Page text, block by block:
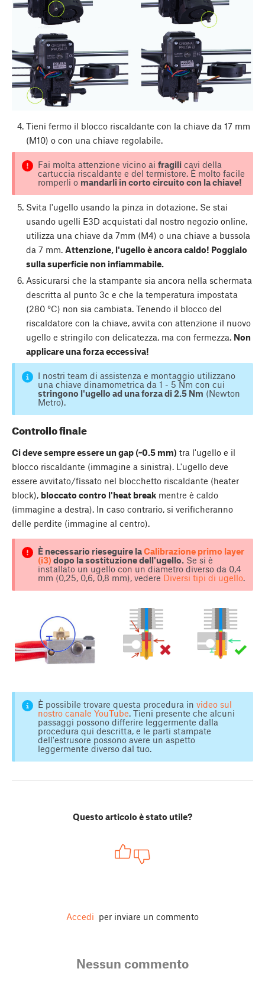
Tieni fermo il blocco riscaldante con la chiave da 17 mm
(M10) o con una chiave regolabile.
Fai molta attenzione vicino ai fragilicavi della
cartuccia riscaldante e del termistore. È molto facile
romperli o mandarli in corto circuito con la chiave!
Svita l'ugello usando la pinza in dotazione. Se stai
usando ugelli E3D acquistati dal nostro negozio online,
utilizza una chiave da 7mm (M4) o una chiave a bussola
da 7 mm. Attenzione, l'ugello è ancora caldo! Poggialo
sulla superficie non infiammabile.
Assicurarsi che la stampante sia ancora nella schermata
descritta al punto 3c e che la temperatura impostata
(280 °C) non sia cambiata. Tenendo il blocco del
riscaldatore con la chiave, avvita con attenzione il nuovo
ugello e stringilo con delicatezza, ma con fermezza. Non
applicare una forza eccessiva!
I nostri team di assistenza e montaggio utilizzano
una chiave dinamometrica da 1 - 5 Nm con cui
stringono l'ugello ad una forza di 2.5 Nm (Newton
Metro).
Controllo finale
Ci deve sempre essere un gap (~0.5 mm) tra l'ugello e il
blocco riscaldante (immagine a sinistra). L'ugello deve
essere avvitato/fissato nel blocchetto riscaldante (heater
block), bloccato contro l'heat break mentre è caldo
(immagine a destra). In caso contrario, si verificheranno
delle perdite (immagine al centro).
È necessario rieseguire laCalibrazione primo layer
(i3) dopo la sostituzione dell'ugello.Se si è
installato un ugello con un diametro diverso da 0,4
mm (0,25, 0,6, 0,8 mm), vedere Diversi tipi di ugello.
È possibile trovare questa procedura in video sul
nostro canale YouTube. Tieni presente che alcuni
passaggi possono differire leggermente dalla
procedura qui descritta, e le parti stampate
dell'estrusore possono avere un aspetto
leggermente diverso dal tuo.
Questo articolo è stato utile?
Accedi per inviare un commento
Nessun commento